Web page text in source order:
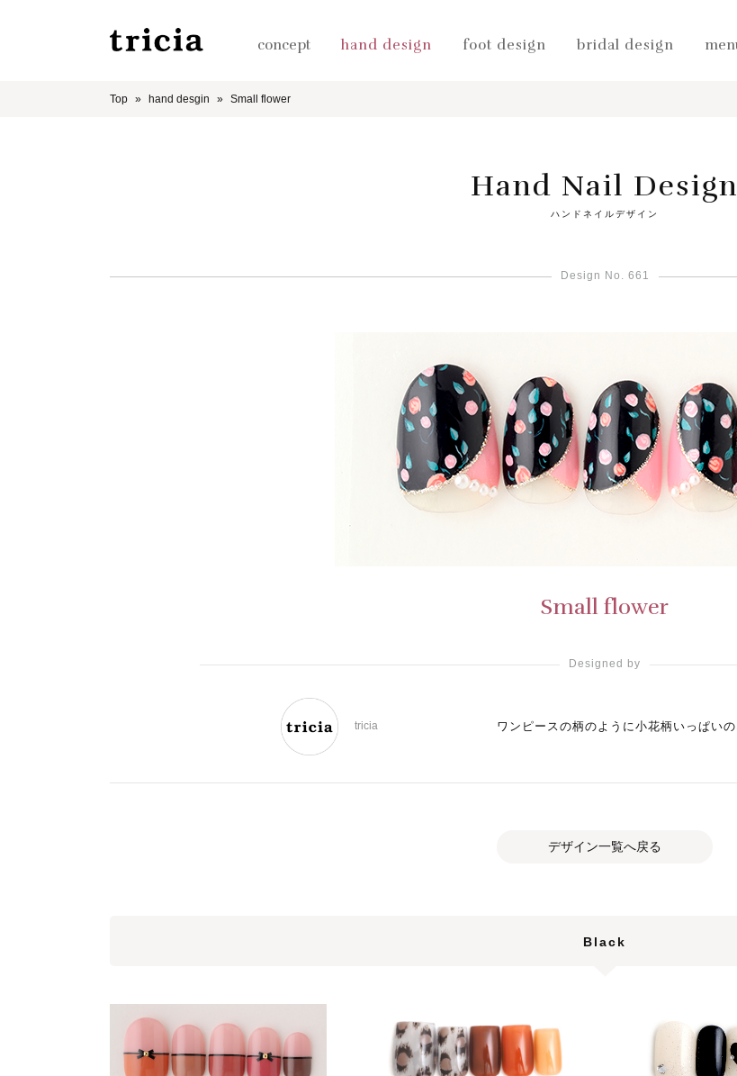
concept hand design foot design bridal design
Top hand desgin Small flower
Hand Nail Design
ハンドネイルデザイン
Design No. 661
Small flower
Designed by
tricia ワンピースの柄のように小花柄いっぱいの
デザイン一覧へ戻る
Black